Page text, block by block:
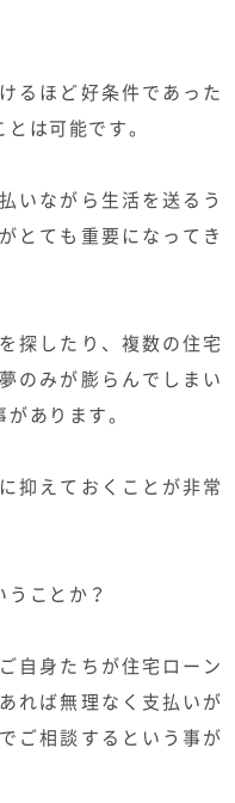
るほど好条件であった
は可能です。
いながら生活を送るう
とても重要になってき
探したり、複数の住宅
のみが膨らんでしまい
あります。
抑えておくことが非常
ことか？
自身たちが住宅ローン
れば無理なく支払いが
ご相談するという事が